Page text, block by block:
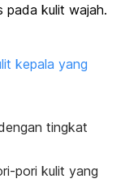
pada kulit wajah.
kepala yang
tingkat
pori kulit yang